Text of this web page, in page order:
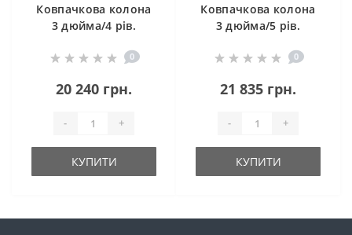
Ковпачкова колона
3 дюйма/4 рів.
куба)
0
20 240 грн.
- +
КУПИТИ
Ковпачкова колона
3 дюйма/5 рів.
куба)
0
21 835 грн.
- +
КУПИТИ